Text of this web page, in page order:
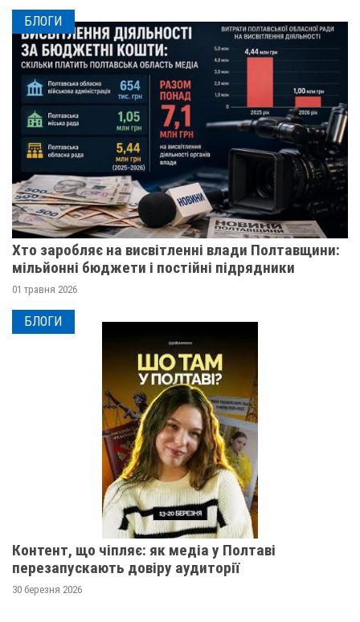
БЛОГИ
Хто заробляє на висвітленні влади Полтавщини:
мільйонні бюджети і постійні підрядники
01 травня 2026
БЛОГИ
Контент, що чіпляє: як медіа у Полтаві
перезапускають довіру аудиторії
30 березня 2026